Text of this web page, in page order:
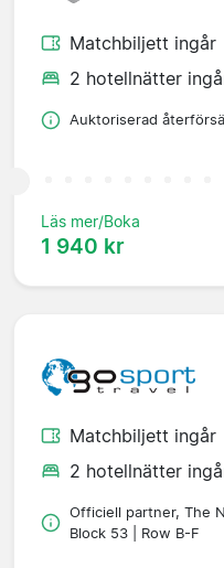
Matchbiljett ingår
2 hotellnätter
Auktoriserad
Läs mer/Boka
1 940 kr
Matchbiljett ingår
2 hotellnätter
Officiell partner, The
Block 53 | Row B-F